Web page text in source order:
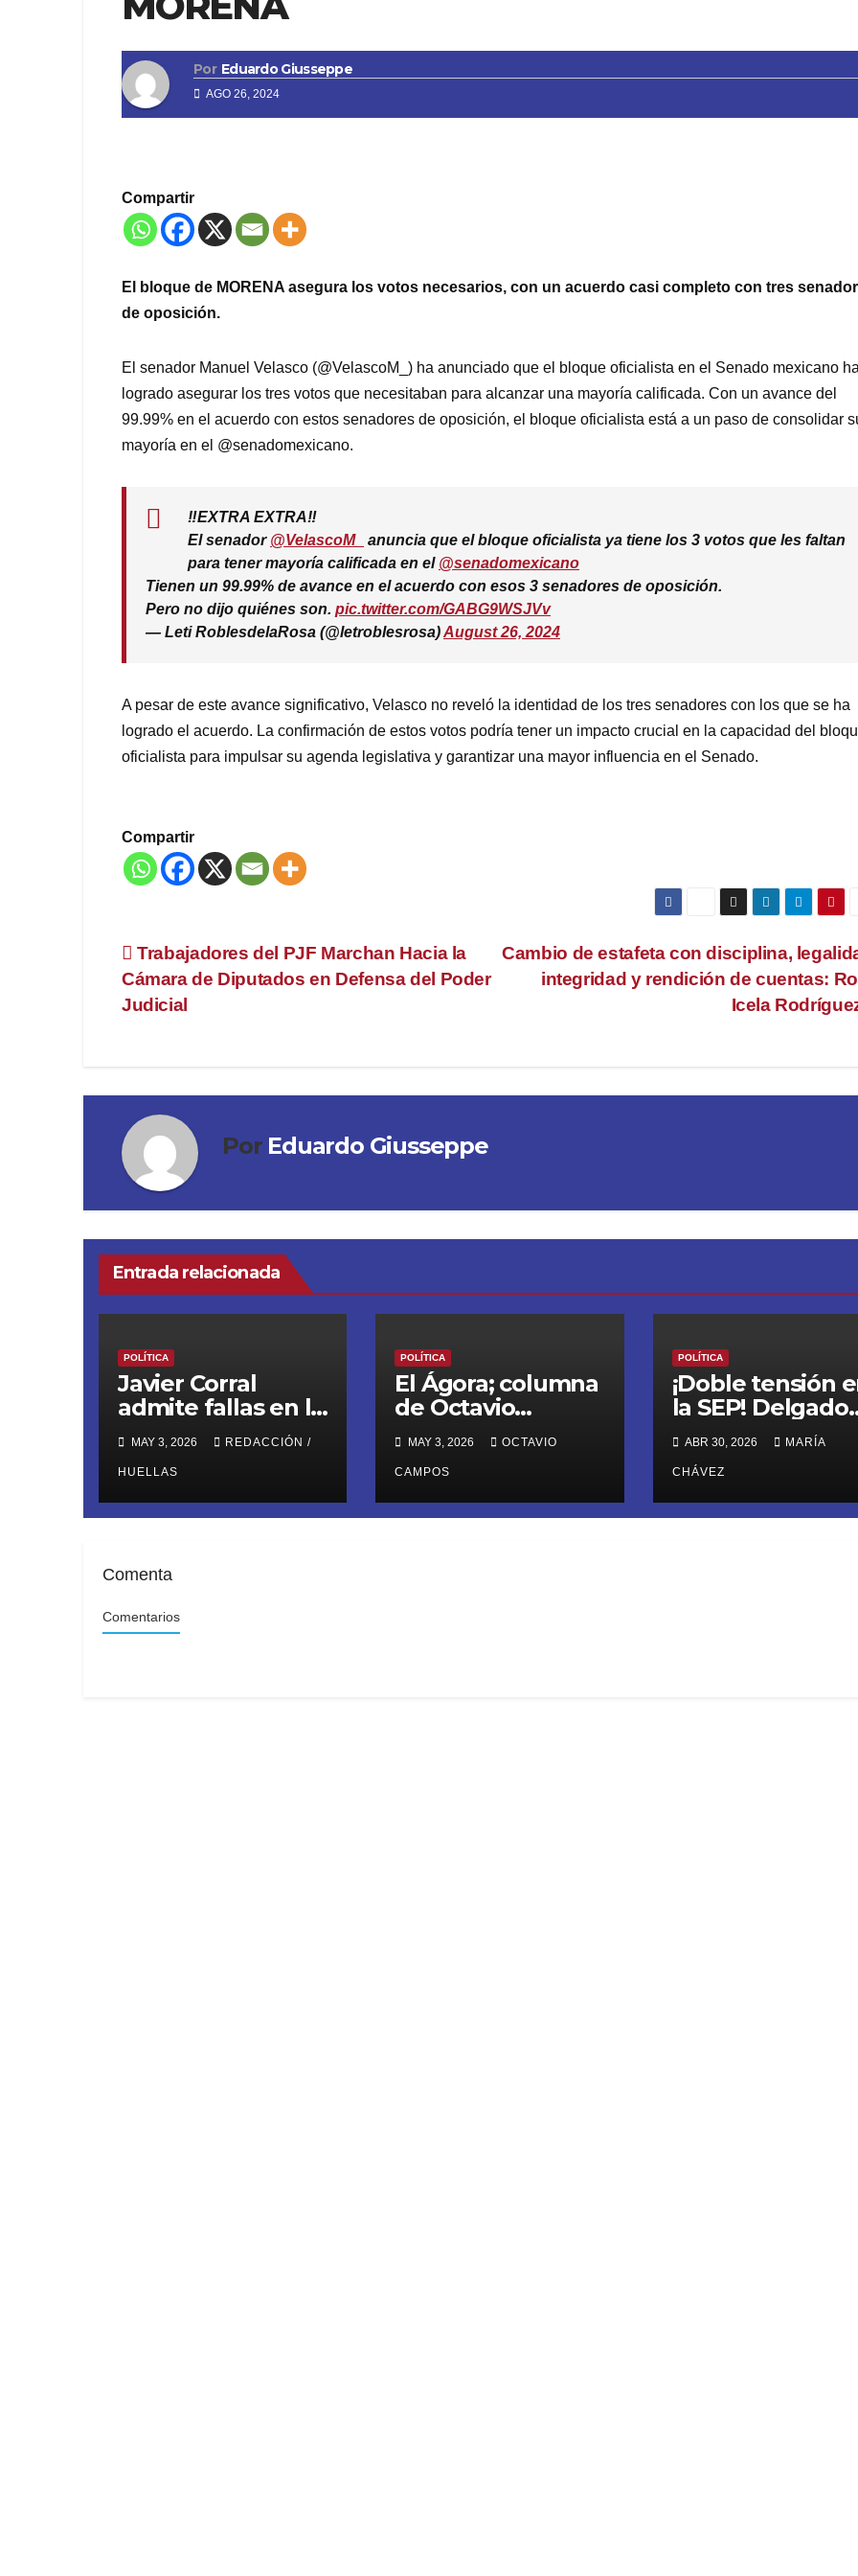
Por Eduardo Giusseppe
AGO 26, 2024
Compartir
El bloque de MORENA asegura los votos necesarios, con un acuerdo casi completo con tres
de oposición.
El senador Manuel Velasco (@VelascoM_) ha anunciado que el bloque oficialista en el Senado mexicano ha
logrado asegurar los tres votos que necesitaban para alcanzar una mayoría calificada. Con un avance del
99.99% en el acuerdo con estos senadores de oposición, el bloque oficialista está a un paso de consolidar
mayoría en el @senadomexicano.
‼️EXTRA EXTRA‼️
El senador @VelascoM_
anuncia que el bloque oficialista ya tiene los 3 votos que les faltan
para tener mayoría calificada en el @senadomexicano
Tienen un 99.99% de avance en el acuerdo con esos 3 senadores de oposición.
Pero no dijo quiénes son. pic.twitter.com/GABG9WSJVv
— Leti RoblesdelaRosa (@letroblesrosa)August 26, 2024
A pesar de este avance significativo, Velasco no reveló la identidad de los tres senadores con los que se ha
logrado el acuerdo. La confirmación de estos votos podría tener un impacto crucial en la capacidad del
oficialista para impulsar su agenda legislativa y garantizar una mayor influencia en el Senado.
Compartir
Navegación
de
Cambio de estafeta con disciplina,
integridad y rendición de cuentas:
Icela
Trabajadores del PJF Marchan Hacia la
Cámara de Diputados en Defensa del Poder
Judicial
Por Eduardo Giusseppe
Entrada relacionada
POLÍTICA
Javier Corral
admite fallas en la
#ReformaJudicial
y pide frenar
elecciones hasta
2028
MAY 3, 2026 REDACCIÓN /
HUELLAS
POLÍTICA
El Ágora; columna
de Octavio
Campos Ortiz:
¿Cuál soberanía?
MAY 3, 2026 OCTAVIO
CAMPOS
POLÍTICA
¡Doble tensión
la SEP! Delgado
atiende a la CNTE
previo a la
megamarcha y
evalúa recortar
ciclo escolar
ABR 30, 2026 MARÍA
CHÁVEZ
Comenta
Comentarios